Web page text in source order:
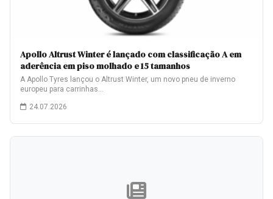
Apollo Altrust Winter é lançado com classificação A em
aderência em piso molhado e 15 tamanhos
A Apollo Tyres lançou o Altrust Winter, um novo pneu de inverno
europeu para carrinhas…
24.07.2026